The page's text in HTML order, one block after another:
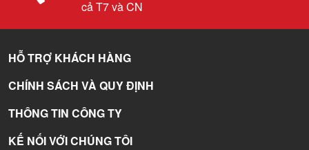
cả T7 và CN
HỖ TRỢ KHÁCH HÀNG
CHÍNH SÁCH VÀ QUY ĐỊNH
THÔNG TIN CÔNG TY
KẾ NỐI VỚI CHÚNG TÔI